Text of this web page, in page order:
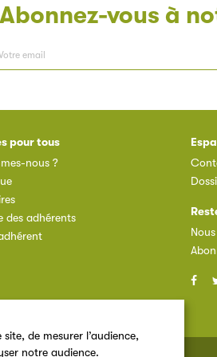
de mesurer l’audience,
notre audience.
Abonnez-vous à
pour tous
nous ?
des adhérents